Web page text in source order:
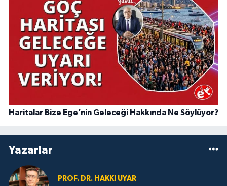
Haritalar Bize Ege’nin Geleceği Hakkında Ne Söylüyor?
Yazarlar
PROF. DR. HAKKI UYAR